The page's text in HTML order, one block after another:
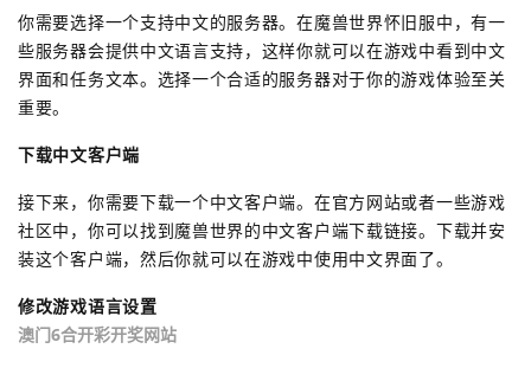
你需要选择一个支持中文的服务器。在魔兽世界怀旧服中，有一
些服务器会提供中文语言支持，这样你就可以在游戏中看到中文
界面和任务文本。选择一个合适的服务器对于你的游戏体验至关
重要。
下载中文客户端
接下来，你需要下载一个中文客户端。在官方网站或者一些游戏
社区中，你可以找到魔兽世界的中文客户端下载链接。下载并安
装这个客户端，然后你就可以在游戏中使用中文界面了。
修改游戏语言设置
澳门6合开彩开奖网站